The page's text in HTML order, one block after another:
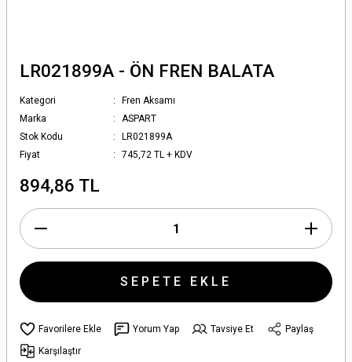
LR021899A - ÖN FREN BALATA
Kategori
Fren Aksamı
Marka
ASPART
Stok Kodu
LR021899A
Fiyat
745,72 TL + KDV
894,86 TL
SEPETE EKLE
Yorum Yap Tavsiye Et
Paylaş
Karşılaştır